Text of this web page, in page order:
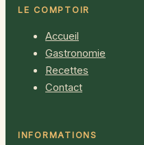
LE COMPTOIR
Accueil
Gastronomie
Recettes
Contact
INFORMATIONS